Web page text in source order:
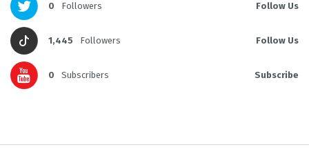
0 Followers Follow Us
1,445 Followers Follow Us
0 Subscribers Subscribe